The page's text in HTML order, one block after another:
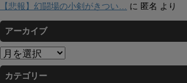
【悲報】幻闘場の小剣がきつい…
に 匿名 より
アーカイブ
ア
ー
カカテゴリー